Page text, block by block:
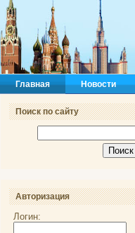
Главная Новости
Поиск по сайту
Авторизация
Логин: